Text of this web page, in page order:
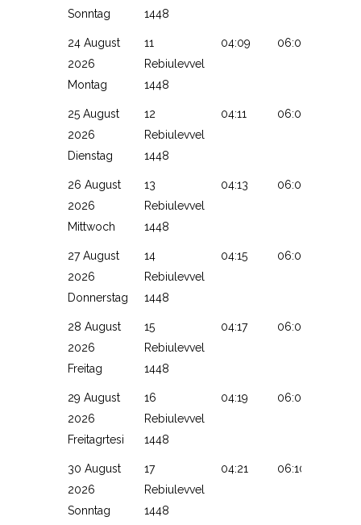
Sonntag
1448
24 August
2026
Montag
11
Rebiulevvel
1448
04:09 06:02
25 August
2026
Dienstag
12
Rebiulevvel
1448
04:11 06:03
26 August
2026
Mittwoch
13
Rebiulevvel
1448
04:13 06:04
27 August
2026
Donnerstag
14
Rebiulevvel
1448
04:15 06:06
28 August
2026
Freitag
15
Rebiulevvel
1448
04:17 06:07
29 August
2026
Freitagrtesi
16
Rebiulevvel
1448
04:19 06:08
30 August
2026
Sonntag
17
Rebiulevvel
1448
04:21 06:10